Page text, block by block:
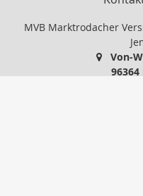
MVB Marktrodacher
Von-